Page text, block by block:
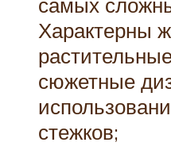
Характерны
сюжетные
стежков;